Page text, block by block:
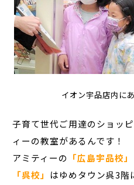
イオン宇品店内に
子育て世代ご用達のショッ
ィーの教室があるんです！
アミティーの 「広島宇品校」
「呉校」 はゆめタウン呉3階